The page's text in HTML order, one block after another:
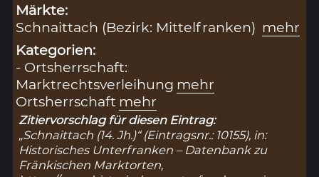
Märkte:
Schnaittach (Bezirk: Mittelfranken) mehr
Kategorien:
- Ortsherrschaft:
Marktrechtsverleihung mehr
Ortsherrschaft mehr
Zitiervorschlag für diesen Eintrag:
„Schnaittach (14. Jh.)“ (Eintragsnr.: 10155), in:
Historisches Unterfranken – Datenbank zu
Fränkischen Marktorten,